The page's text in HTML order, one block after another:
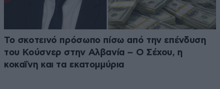
Το σκοτεινό πρόσωπο πίσω από την επένδυση
του Κούσνερ στην Αλβανία – Ο Σέχου, η
κοκαΐνη και τα εκατομμύρια